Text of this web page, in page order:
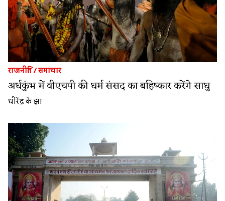
राजनीति/समाचार
अर्धकुंभ में वीएचपी की धर्म संसद का बहिष्कार करेंगे साधु
धीरेंद्र के झा